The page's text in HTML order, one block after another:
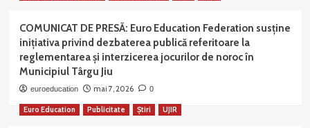
COMUNICAT DE PRESĂ: Euro Education Federation susține
inițiativa privind dezbaterea publică referitoare la
reglementarea și interzicerea jocurilor de noroc în
Municipiul Târgu Jiu
euroeducation mai 7, 2026 0
Euro Education Publicitate Știri UJIR